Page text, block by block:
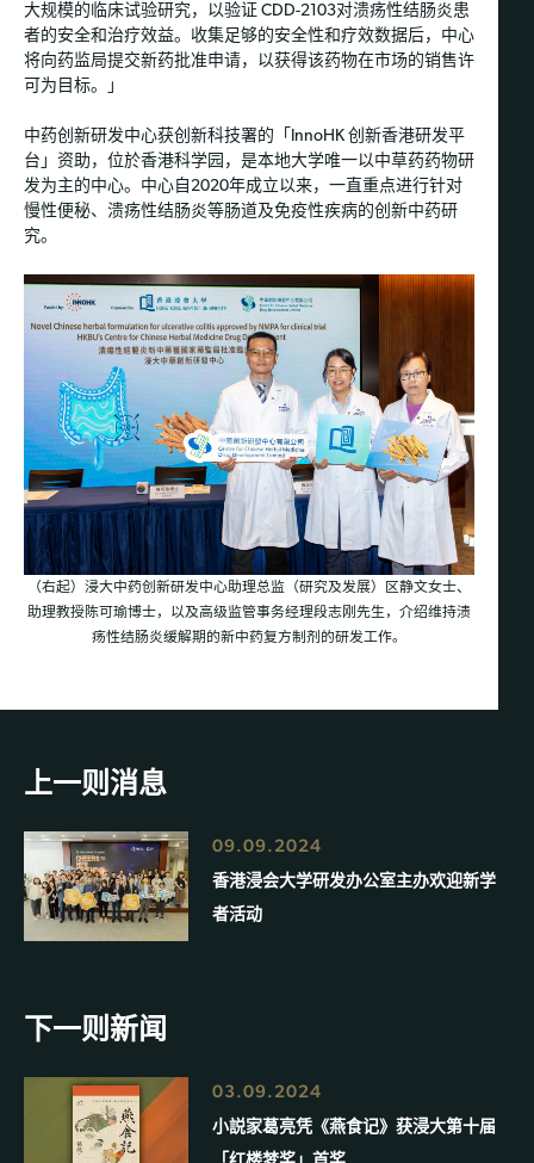
大规模的临床试验研究，以验证 CDD-2103对溃疡性结肠炎患
者的安全和治疗效益。收集足够的安全性和疗效数据后，中心
将向药监局提交新药批准申请，以获得该药物在市场的销售许
可为目标。」
中药创新研发中心获创新科技署的「InnoHK 创新香港研发平
台」资助，位於香港科学园，是本地大学唯一以中草药药物研
发为主的中心。中心自2020年成立以来，一直重点进行针对
慢性便秘、溃疡性结肠炎等肠道及免疫性疾病的创新中药研
究。
（右起）浸大中药创新研发中心助理总监（研究及发展）区静文女士、
助理教授陈可瑜博士，以及高级监管事务经理段志刚先生，介绍维持溃
疡性结肠炎缓解期的新中药复方制剂的研发工作。
上一则消息
09.09.2024
香港浸会大学研发办公室主办欢迎新学
者活动
下一则新闻
03.09.2024
小説家葛亮凭《燕食记》获浸大第十届